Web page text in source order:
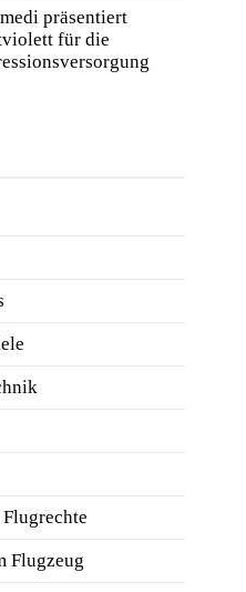
präsentiert
für die
Flugzeug